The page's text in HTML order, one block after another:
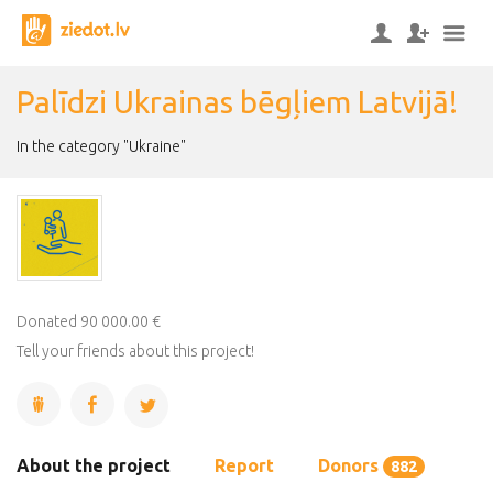
Palīdzi Ukrainas bēgļiem Latvijā!
In the category "Ukraine"
Donated 90 000.00 €
Tell your friends about this project!
About the project Report Donors 882